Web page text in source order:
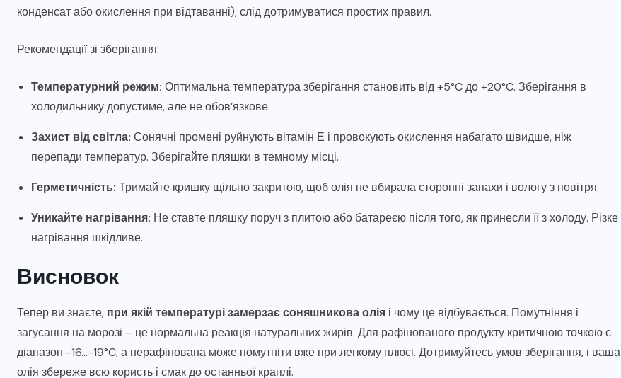
конденсат або окислення при відтаванні), слід дотримуватися простих правил.
Рекомендації зі зберігання:
Температурний режим: Оптимальна температура зберігання становить від +5°C до +20°C. Зберігання в
холодильнику допустиме, але не обов’язкове.
Захист від світла: Сонячні промені руйнують вітамін Е і провокують окислення набагато швидше, ніж
перепади температур. Зберігайте пляшки в темному місці.
Герметичність: Тримайте кришку щільно закритою, щоб олія не вбирала сторонні запахи і вологу з повітря.
Уникайте нагрівання: Не ставте пляшку поруч з плитою або батареєю після того, як принесли її з холоду. Різке
нагрівання шкідливе.
Висновок
Тепер ви знаєте, при якій температурі замерзає соняшникова олія і чому це відбувається. Помутніння і
загусання на морозі – це нормальна реакція натуральних жирів. Для рафінованого продукту критичною точкою є
діапазон -16…-19°C, а нерафінована може помутніти вже при легкому плюсі. Дотримуйтесь умов зберігання, і ваша
олія збереже всю користь і смак до останньої краплі.